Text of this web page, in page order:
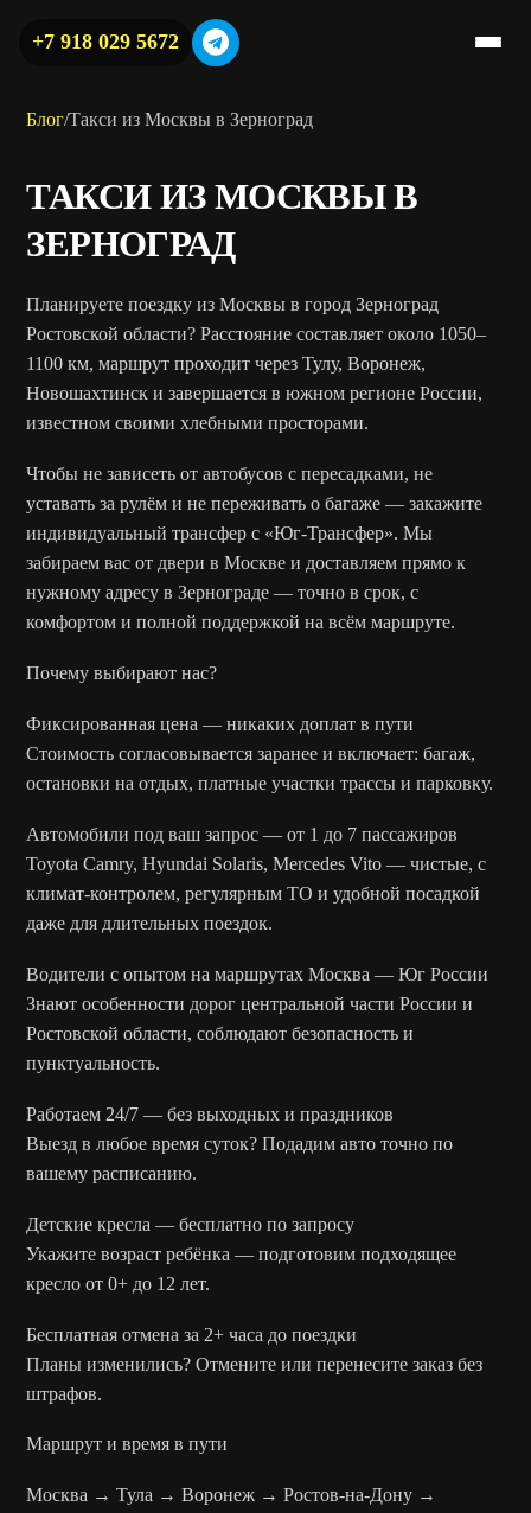
+7 918 029 5672
Блог/Такси из Москвы в Зерноград
ТАКСИ ИЗ МОСКВЫ В
ЗЕРНОГРАД
Планируете поездку из Москвы в город Зерноград
Ростовской области? Расстояние составляет около 1050–
1100 км, маршрут проходит через Тулу, Воронеж,
Новошахтинск и завершается в южном регионе России,
известном своими хлебными просторами.
Чтобы не зависеть от автобусов с пересадками, не
уставать за рулём и не переживать о багаже — закажите
индивидуальный трансфер с «Юг-Трансфер». Мы
забираем вас от двери в Москве и доставляем прямо к
нужному адресу в Зернограде — точно в срок, с
комфортом и полной поддержкой на всём маршруте.
Почему выбирают нас?
Фиксированная цена — никаких доплат в пути
Стоимость согласовывается заранее и включает: багаж,
остановки на отдых, платные участки трассы и парковку.
Автомобили под ваш запрос — от 1 до 7 пассажиров
Toyota Camry, Hyundai Solaris, Mercedes Vito — чистые, с
климат-контролем, регулярным ТО и удобной посадкой
даже для длительных поездок.
Водители с опытом на маршрутах Москва — Юг России
Знают особенности дорог центральной части России и
Ростовской области, соблюдают безопасность и
пунктуальность.
Работаем 24/7 — без выходных и праздников
Выезд в любое время суток? Подадим авто точно по
вашему расписанию.
Детские кресла — бесплатно по запросу
Укажите возраст ребёнка — подготовим подходящее
кресло от 0+ до 12 лет.
Бесплатная отмена за 2+ часа до поездки
Планы изменились? Отмените или перенесите заказ без
штрафов.
Маршрут и время в пути
Москва → Тула → Воронеж → Ростов-на-Дону →